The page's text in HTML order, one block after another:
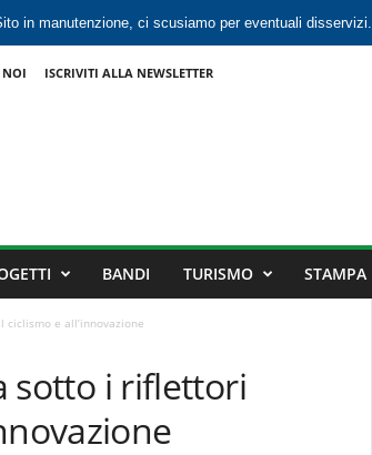
in manutenzione, ci scusiamo per eventuali disservizi.
NOI ISCRIVITI ALLA NEWSLETTER
BANDI TURISMO STAMPA
e all’innovazione
sotto i riflettori